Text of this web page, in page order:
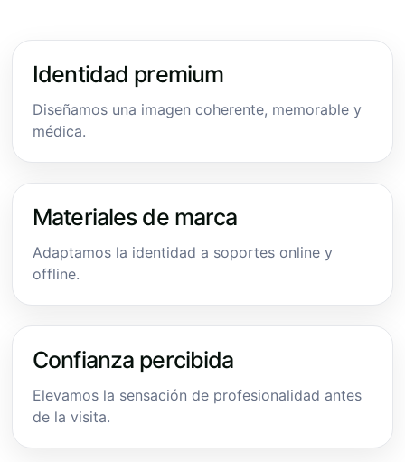
Identidad premium
Diseñamos una imagen coherente, memorable y
médica.
Materiales de marca
Adaptamos la identidad a soportes online y
offline.
Confianza percibida
Elevamos la sensación de profesionalidad antes
de la visita.